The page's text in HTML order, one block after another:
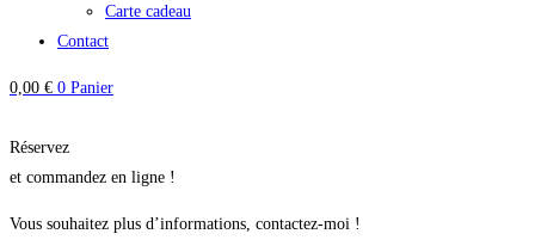
Carte cadeau
Contact
0,00 € 0 Panier
Réservez
et commandez en ligne !
Vous souhaitez plus d’informations, contactez-moi !